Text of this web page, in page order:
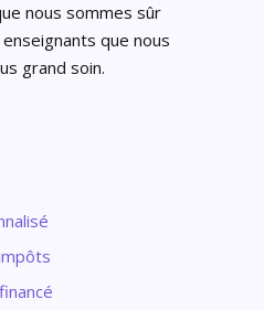
nous sommes sûr
que nous
grand soin.